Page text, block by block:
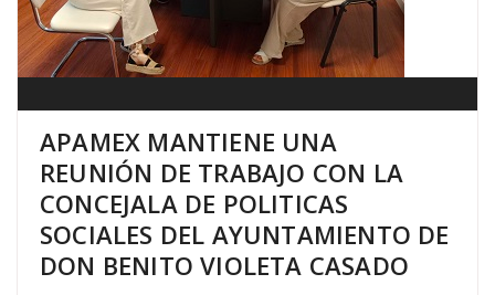
APAMEX MANTIENE UNA
REUNIÓN DE TRABAJO CON LA
CONCEJALA DE POLITICAS
SOCIALES DEL AYUNTAMIENTO DE
DON BENITO VIOLETA CASADO